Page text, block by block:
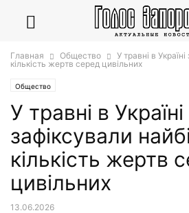
Главная Общество
У травні в
кількість жертв серед цивільних
Общество
У травні в Україні
зафіксували
кількість жертв
цивільних
13.06.2026